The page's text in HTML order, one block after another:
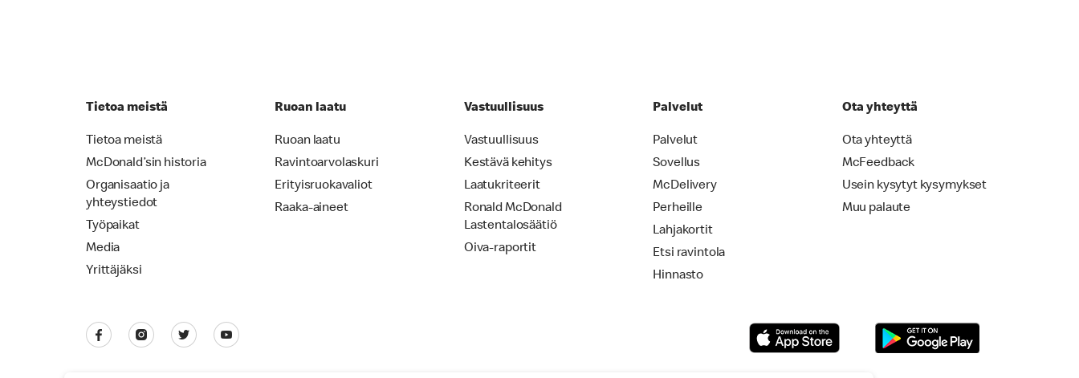
Tietoa meistä
Tietoa meistä
McDonald’sin historia
Organisaatio ja
yhteystiedot
Työpaikat
Media
Yrittäjäksi
Ruoan laatu
Ruoan laatu
Ravintoarvolaskuri
Erityisruokavaliot
Raaka-aineet
Vastuullisuus
Vastuullisuus
Kestävä kehitys
Laatukriteerit
Ronald McDonald
Lastentalosäätiö
Oiva-raportit
Palvelut
Palvelut
Sovellus
McDelivery
Perheille
Lahjakortit
Etsi ravintola
Hinnasto
Ota yhteyttä
Ota yhteyttä
McFeedback
Usein kysytyt kysymykset
Muu palaute